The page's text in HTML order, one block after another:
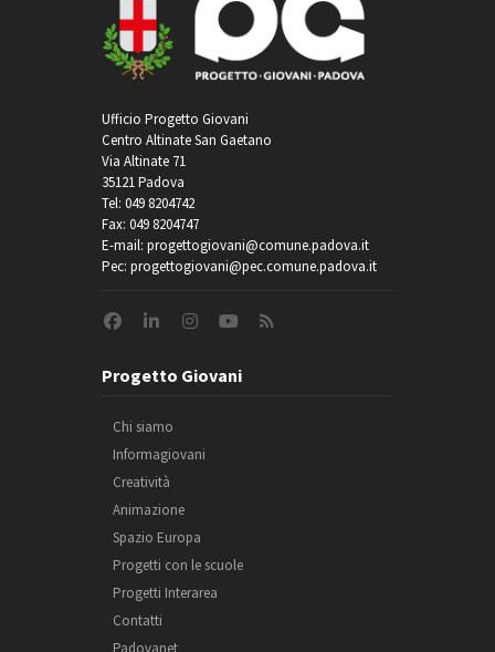
Ufficio Progetto Giovani
Centro Altinate San Gaetano
Via Altinate 71
35121 Padova
Tel: 049 8204742
Fax: 049 8204747
E-mail: progettogiovani@comune.padova.it
Pec: progettogiovani@pec.comune.padova.it
Progetto Giovani
Chi siamo
Informagiovani
Creatività
Animazione
Spazio Europa
Progetti con le scuole
Progetti Interarea
Contatti